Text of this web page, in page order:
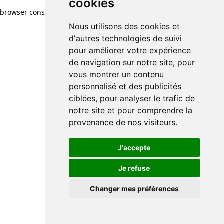
cookies
Nous utilisons des cookies et
d'autres technologies de suivi
pour améliorer votre expérience
de navigation sur notre site, pour
vous montrer un contenu
personnalisé et des publicités
ciblées, pour analyser le trafic de
notre site et pour comprendre la
provenance de nos visiteurs.
J'accepte
Je refuse
Changer mes préférences
browser console for more information)